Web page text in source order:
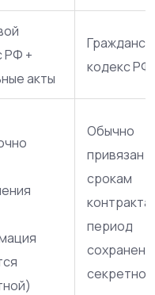
РФ +
акты
кодекс РФ
Обычно
привязан к
срокам
контракта
период